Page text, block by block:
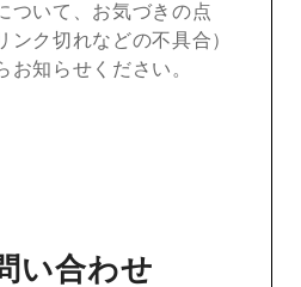
ついて、お気づきの点
ンク切れなどの不具合）
お知らせください。
い合わせ